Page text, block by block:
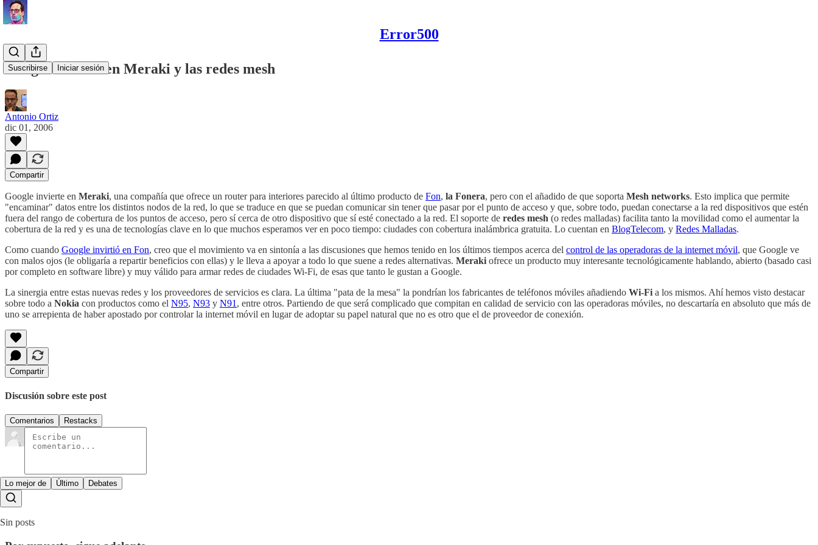
Error500
Suscribirse Iniciar sesión
Google invierte en Meraki y las redes mesh
Antonio Ortiz
dic 01, 2006
Compartir
Google invierte en Meraki, una compañía que ofrece un router para interiores parecido al último producto de Fon, la Fonera, pero con el añadido de que soporta Mesh networks. Esto implica que permite
"encaminar" datos entre los distintos nodos de la red, lo que se traduce en que se puedan comunicar sin tener que pasar por el punto de acceso y que, sobre todo, puedan conectarse a la red dispositivos que estén
fuera del rango de cobertura de los puntos de acceso, pero sí cerca de otro dispositivo que sí esté conectado a la red. El soporte de redes mesh (o redes malladas) facilita tanto la movilidad como el aumentar la
cobertura de la red y es una de tecnologías clave en lo que muchos esperamos ver en poco tiempo: ciudades con cobertura inalámbrica gratuita. Lo cuentan en BlogTelecom, y Redes Malladas.
Como cuando Google invirtió en Fon, creo que el movimiento va en sintonía a las discusiones que hemos tenido en los últimos tiempos acerca del control de las operadoras de la internet móvil, que Google ve
con malos ojos (le obligaría a repartir beneficios con ellas) y le lleva a apoyar a todo lo que suene a redes alternativas. Meraki ofrece un producto muy interesante tecnológicamente hablando, abierto (basado casi
por completo en software libre) y muy válido para armar redes de ciudades Wi-Fi, de esas que tanto le gustan a Google.
La sinergia entre estas nuevas redes y los proveedores de servicios es clara. La última "pata de la mesa" la pondrían los fabricantes de teléfonos móviles añadiendo Wi-Fi a los mismos. Ahí hemos visto destacar
sobre todo a Nokia con productos como el N95, N93 y N91 , entre otros. Partiendo de que será complicado que compitan en calidad de servicio con las operadoras móviles, no descartaría en absoluto que más de
uno se arrepienta de haber apostado por controlar la internet móvil en lugar de adoptar su papel natural que no es otro que el de proveedor de conexión.
Compartir
Discusión sobre este post
Comentarios Restacks
Lo mejor de Último Debates
Sin posts